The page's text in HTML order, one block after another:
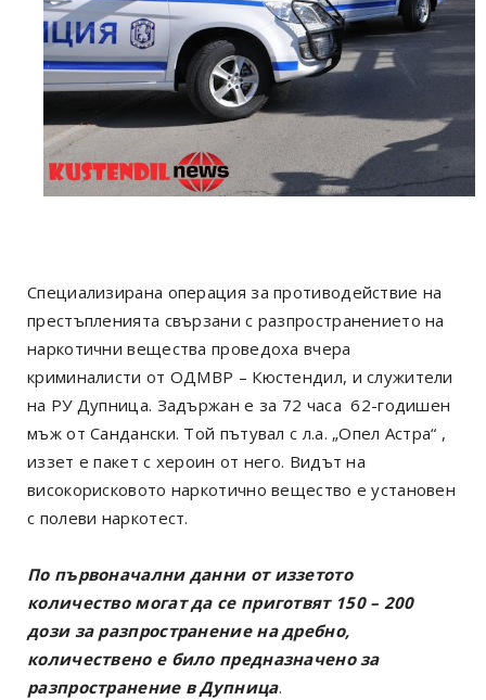
Специализирана операция за противодействие на
престъпленията свързани с разпространението на
наркотични вещества проведоха вчера
криминалисти от ОДМВР – Кюстендил, и служители
на РУ Дупница. Задържан е за 72 часа 62-годишен
мъж от Сандански. Той пътувал с л.а. „Опел Астра“ ,
иззет е пакет с хероин от него. Видът на
високорисковото наркотично вещество е установен
с полеви наркотест.
По първоначални данни от иззетото
количество могат да се приготвят 150 – 200
дози за разпространение на дребно,
количествено е било предназначено за
разпространение в Дупница.